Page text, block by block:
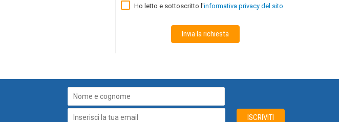
Ho letto e sottoscritto l'informativa privacy del sito
Invia la richiesta
ISCRIVITI